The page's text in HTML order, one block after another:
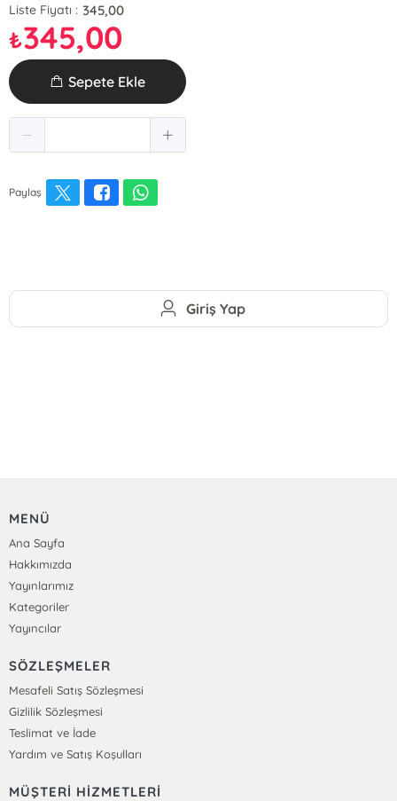
Liste Fiyatı : 345,00
₺345,00
Sepete Ekle
Paylaş
Giriş Yap
MENÜ
Ana Sayfa
Hakkımızda
Yayınlarımız
Kategoriler
Yayıncılar
SÖZLEŞMELER
Mesafeli Satış Sözleşmesi
Gizlilik Sözleşmesi
Teslimat ve İade
Yardım ve Satış Koşulları
MÜŞTERİ HİZMETLERİ